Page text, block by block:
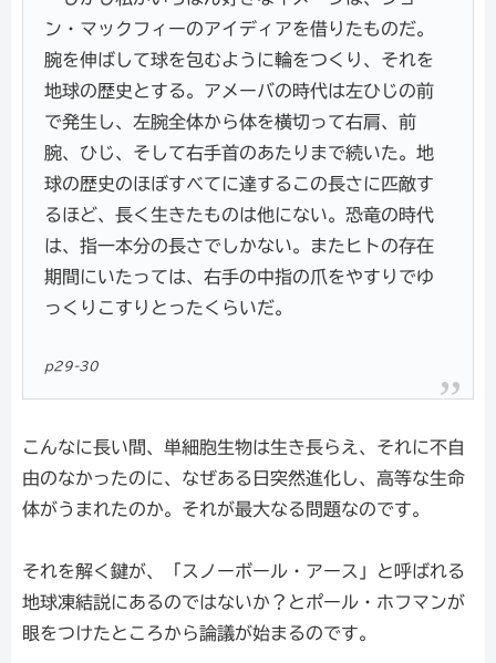
ン・マックフィーのアイディアを借りたものだ。
腕を伸ばして球を包むように輪をつくり、それを
地球の歴史とする。アメーバの時代は左ひじの前
で発生し、左腕全体から体を横切って右肩、前
腕、ひじ、そして右手首のあたりまで続いた。地
球の歴史のほぼすべてに達するこの長さに匹敵す
るほど、長く生きたものは他にない。恐竜の時代
は、指一本分の長さでしかない。またヒトの存在
期間にいたっては、右手の中指の爪をやすりでゆ
っくりこすりとったくらいだ。
p29-30
こんなに長い間、単細胞生物は生き長らえ、それに不自
由のなかったのに、なぜある日突然進化し、高等な生命
体がうまれたのか。それが最大なる問題なのです。
それを解く鍵が、「スノーボール・アース」と呼ばれる
地球凍結説にあるのではないか？とポール・ホフマンが
眼をつけたところから論議が始まるのです。